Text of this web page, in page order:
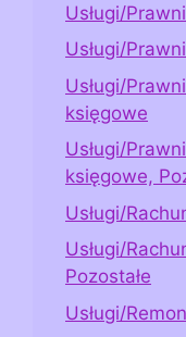
Usługi/
Usługi/
Usługi/
księgowe
Usługi/
księgowe,
Usługi/
Usługi/
Pozostałe
Usługi/